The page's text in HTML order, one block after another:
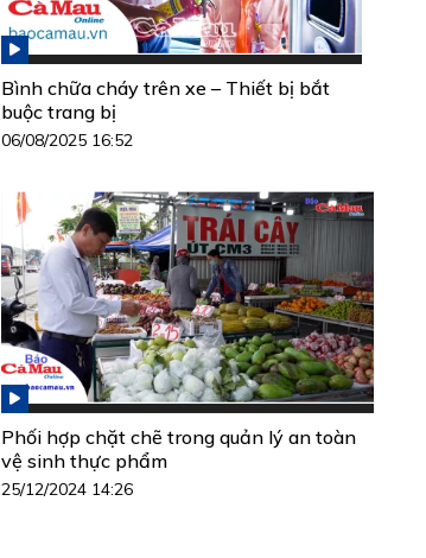
Bình chữa cháy trên xe – Thiết bị bắt
buộc trang bị
06/08/2025 16:52
Phối hợp chặt chẽ trong quản lý an toàn
vệ sinh thực phẩm
25/12/2024 14:26